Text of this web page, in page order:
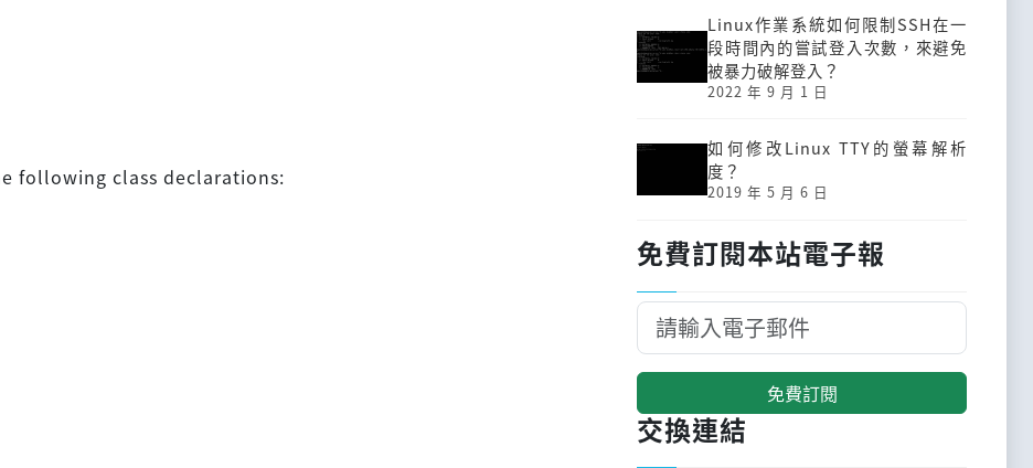
following class declarations:
Linux作業系統如何限制SSH在一
段時間內的嘗試登入次數，來避免
被暴力破解登入？
2022 年 9 月 1 日
如何修改Linux TTY的螢幕解析
度？
2019 年 5 月 6 日
免費訂閱本站電子報
免費訂閱
交換連結